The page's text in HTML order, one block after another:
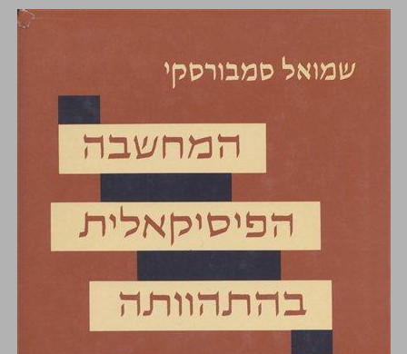
המחשבה הפיסיקאלית בהתהוותה מן הפילוסופיה הקדם־סוקראטית ועד הפיסיקה של הקוואנטים אנתולוגיה ... 0